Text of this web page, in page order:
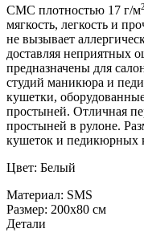
СМС плотностью 17 г/м2
мягкость, легкость и
не вызывает
доставляя неприятных
предназначены для
студий маникюра и
кушетки,
простыней. Отличная
простыней в рулоне.
кушеток и педикюрных
Цвет: Белый
Материал: SMS
Размер: 200х80 см
Детали